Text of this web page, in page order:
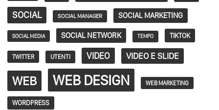
SOCIAL SOCIAL MANAGER SOCIAL MARKETING
SOCIAL MEDIA SOCIAL NETWORK TEMPO TIKTOK
TWITTER UTENTI VIDEO VIDEO E SLIDE
WEB WEB DESIGN WEB MARKETING
WORDPRESS